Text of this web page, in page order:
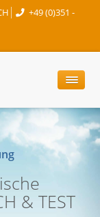
+49 (0)351 -
& TEST